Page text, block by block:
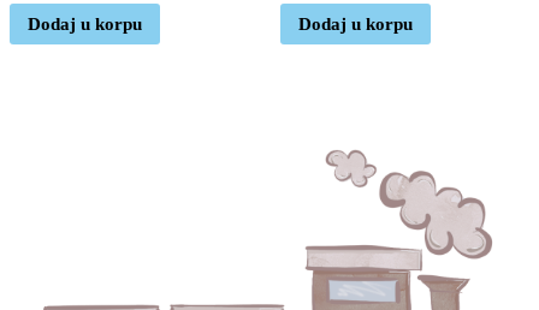
Dodaj u korpu Dodaj u korpu